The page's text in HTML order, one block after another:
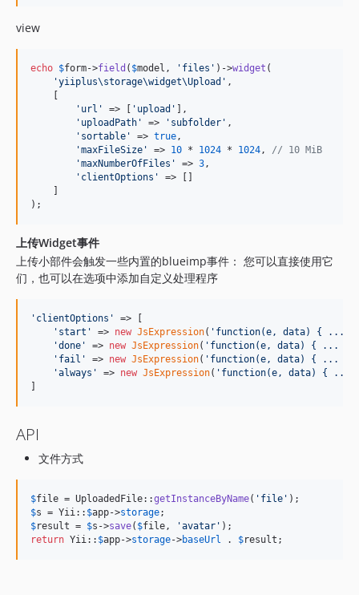
view
echo $form->field ( $model , ' files ' )->widget (
'yiiplus\storage\widget\Upload ' ,
' url ' => [ ' upload '
],
' uploadPath ' => ' subfolder ' ,
' sortable ' => true,
'maxFileSize ' => 10 * 1024 * 1024, // 10 MiB
'maxNumberOfFiles ' => 3,
' clientOptions '
=> []
);
上传Widget事件
上传小部件会触发一些内置的blueimp事件： 您可以直接使用它
们，也可以在选项中添加自定义处理程序
' clientOptions '
=> [
' start ' => new JsExpression( ' function(e, data) { ...
'done ' => new JsExpression( ' function(e, data) { ... do
' fail ' => new JsExpression( ' function(e, data) { ... do
'always ' => new JsExpression( ' function(e, data) { ...
API
文件方式
$file = UploadedFile::getInstanceByName( ' file '
$s = Yii:: $app->storage
$result = $s ->save( $file, 'avatar '
return Yii:: $app->storage->baseUrl . $result ;